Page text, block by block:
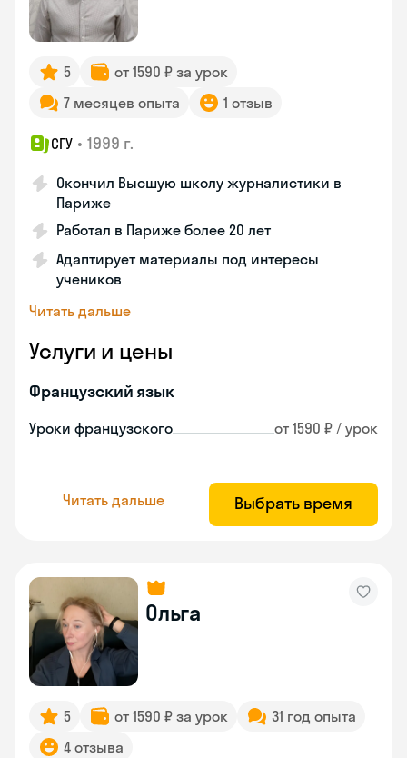
5
от 1590 ₽ за урок
7 месяцев опыта
1 отзыв
СГУ • 1999 г.
Окончил Высшую школу журналистики в
Париже
Работал в Париже более 20 лет
Адаптирует материалы под интересы
учеников
Читать дальше
Услуги и цены
Французский язык
Уроки французского от 1590 ₽ / урок
Читать дальше Выбрать время
Ольга
5 от 1590 ₽ за урок
31 год опыта
4 отзыва